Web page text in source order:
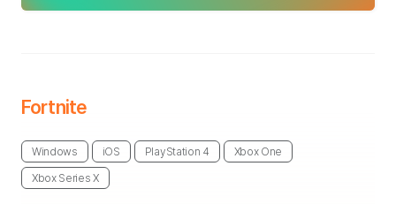
Fortnite
Windows iOS PlayStation 4 Xbox One
Xbox Series X